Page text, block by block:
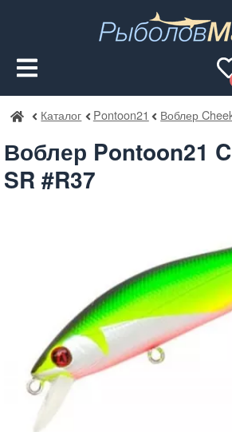
РыболовМаг
Каталог Pontoon21 Воблер
Воблер Pontoon21
SR #R37